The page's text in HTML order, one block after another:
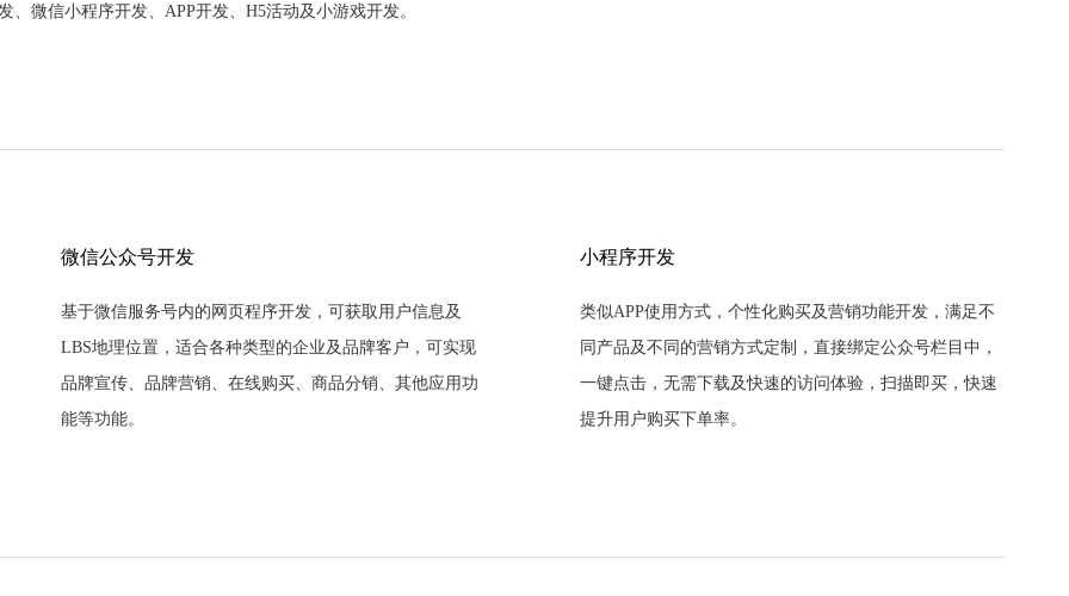
微信小程序开发、APP开发、H5活动及小游戏开发。
微信公众号开发
基于微信服务号内的网页程序开发，可获取用户信息及
LBS地理位置，适合各种类型的企业及品牌客户，可实现
品牌宣传、品牌营销、在线购买、商品分销、其他应用功
能等功能。
小程序开发
类似APP使用方式，个性化购买及营销功能开发，满足不
同产品及不同的营销方式定制，直接绑定公众号栏目中，
一键点击，无需下载及快速的访问体验，扫描即买，快速
提升用户购买下单率。